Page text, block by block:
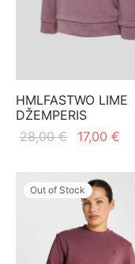
HMLFASTWO LIME
DŽEMPERIS
28,00€
Original
was:
28,00 €.
17,00 €
is:
Out of Stock